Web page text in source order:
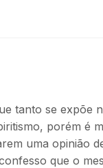
tanto se expõe
porém é
uma opinião
que o